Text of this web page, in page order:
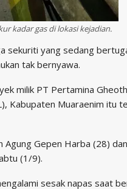
kadar gas di lokasi kejadian.
sekuriti yang sedang
tak bernyawa.
milik PT Pertamina
Kabupaten Muaraenim itu
Gepen Harba (28)
(1/9).
sesak napas saat